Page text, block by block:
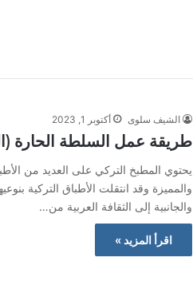
الشيف سلوى أكتوبر 1, 2023
طريقة عمل السلطة الحارة
يحتوي المطبخ التركي على العديد من
والمميزة وقد انتقلت الأطباق التركية
والجانبية إلى الثقافة العربية من…
اقرأ المزيد »